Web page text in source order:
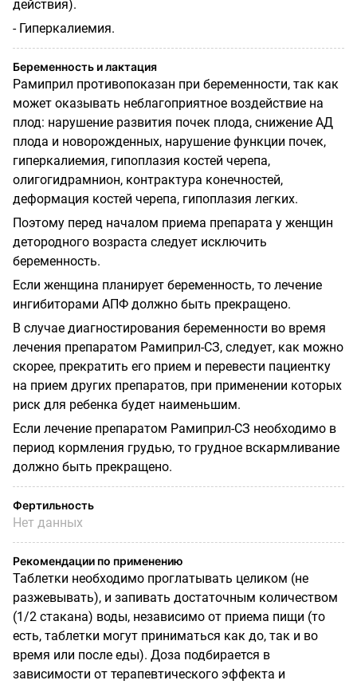
действия).
- Гиперкалиемия.
Беременность и лактация
Рамиприл противопоказан при беременности, так как
может оказывать неблагоприятное воздействие на
плод: нарушение развития почек плода, снижение АД
плода и новорожденных, нарушение функции почек,
гиперкалиемия, гипоплазия костей черепа,
олигогидрамнион, контрактура конечностей,
деформация костей черепа, гипоплазия легких.
Поэтому перед началом приема препарата у женщин
детородного возраста следует исключить
беременность.
Если женщина планирует беременность, то лечение
ингибиторами АПФ должно быть прекращено.
В случае диагностирования беременности во время
лечения препаратом Рамиприл-СЗ, следует, как можно
скорее, прекратить его прием и перевести пациентку
на прием других препаратов, при применении которых
риск для ребенка будет наименьшим.
Если лечение препаратом Рамиприл-СЗ необходимо в
период кормления грудью, то грудное вскармливание
должно быть прекращено.
Фертильность
Нет данных
Рекомендации по применению
Таблетки необходимо проглатывать целиком (не
разжевывать), и запивать достаточным количеством
(1/2 стакана) воды, независимо от приема пищи (то
есть, таблетки могут приниматься как до, так и во
время или после еды). Доза подбирается в
зависимости от терапевтического эффекта и